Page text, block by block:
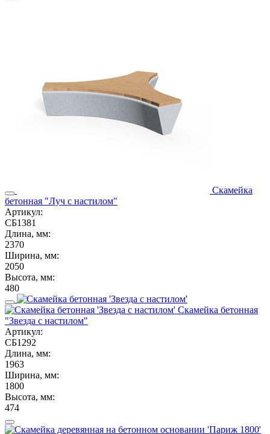
Скамейка
бетонная "Луч с настилом"
Артикул:
СБ1381
Длина, мм:
2370
Ширина, мм:
2050
Высота, мм:
480
Скамейка бетонная
"Звезда с настилом"
Артикул:
СБ1292
Длина, мм:
1963
Ширина, мм:
1800
Высота, мм:
474